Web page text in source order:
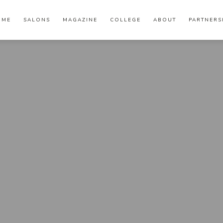
SALONS MAGAZINE COLLEGE ABOUT